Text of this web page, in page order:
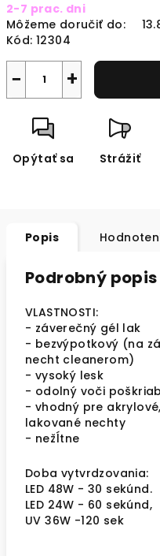
cena:
2-7 prac. dni
Môžeme doručiť do:
Kód: 12304
+
−
Opýtať sa Strážiť
Popis
Podrobný popis
VLASTNOSTI:
- záverečný gél lak
- bezvýpotkový (na
necht cleanerom)
- vysoký lesk
- odolný voči
- vhodný pre
lakované nechty
- nežĺtne
Doba vytvrdzovania:
LED 48W - 30 sekúnd.
LED 24W - 60 sekúnd,
UV 36W -120 sek